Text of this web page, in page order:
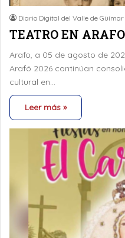
Diario Digital del Valle de Güímar
TEATRO EN
Arafo, a 05 de agosto de
Arafó 2026 continúan
cultural en…
Leer más »